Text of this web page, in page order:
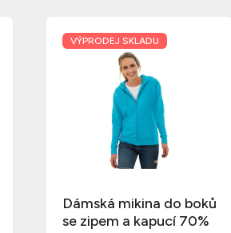
VÝPRODEJ SKLADU
Dámská mikina do boků
se zipem a kapucí 70%